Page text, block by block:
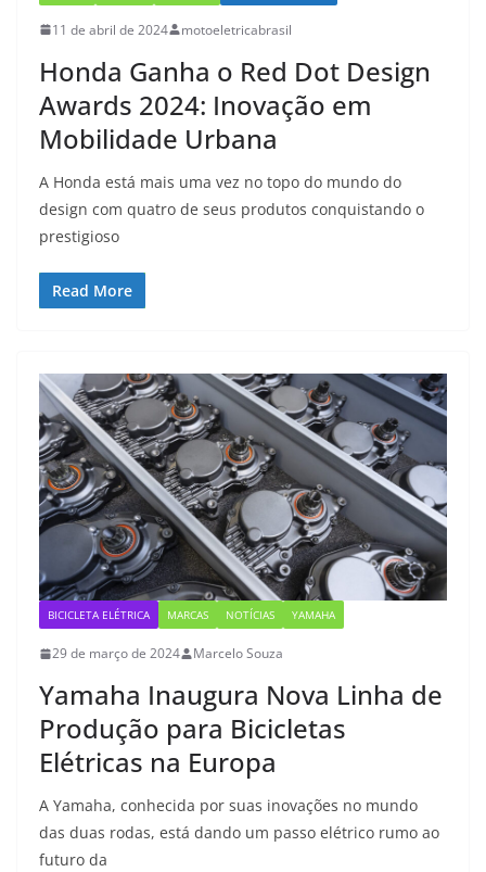
11 de abril de 2024 motoeletricabrasil
Honda Ganha o Red Dot Design
Awards 2024: Inovação em
Mobilidade Urbana
A Honda está mais uma vez no topo do mundo do
design com quatro de seus produtos conquistando o
prestigioso
Read More
BICICLETA ELÉTRICA MARCAS NOTÍCIAS YAMAHA
29 de março de 2024 Marcelo Souza
Yamaha Inaugura Nova Linha de
Produção para Bicicletas
Elétricas na Europa
A Yamaha, conhecida por suas inovações no mundo
das duas rodas, está dando um passo elétrico rumo ao
futuro da